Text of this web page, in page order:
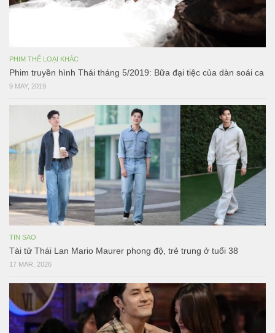
PHIM THỂ LOẠI KHÁC
Phim truyền hình Thái tháng 5/2019: Bữa đại tiệc của dàn soái ca
9 MAY, 2019
TIN SAO
Tài tử Thái Lan Mario Maurer phong độ, trẻ trung ở tuổi 38
17 MAR, 2026